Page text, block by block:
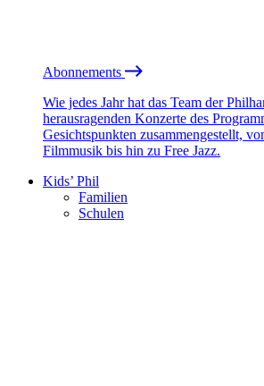
Abonnements
Wie jedes Jahr hat das Team der
herausragenden Konzerte des
Gesichtspunkten zusammengestellt,
Filmmusik bis hin zu Free Jazz.
Kids’ Phil
Familien
Schulen